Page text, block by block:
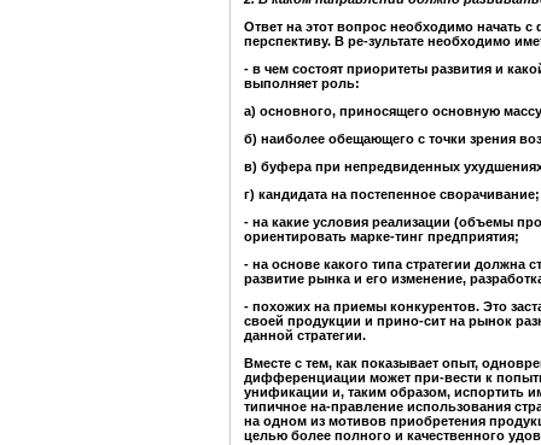
Ответ на этот вопрос необходимо начать
перспективу. В ре-зультате необходимо
- в чем состоят приоритеты развития и
выполняет роль:
а) основного, приносящего основную
б) наиболее обещающего с точки зрения
в) буфера при непредвиденных
г) кандидата на постепенное сворачивание;
- на какие условия реализации (объемы
ориентировать марке-тинг предприятия;
- на основе какого типа стратегии должна
развитие рынка и его изменение,
- похожих на приемы конкурентов. Это
своей продукции и прино-сит на рынок
данной стратегии.
Вместе с тем, как показывает опыт,
дифференциации может при-вести к
унификации и, таким образом, испортить
типичное на-правление использования
на одном из мотивов приобретения
целью более полного и качественного